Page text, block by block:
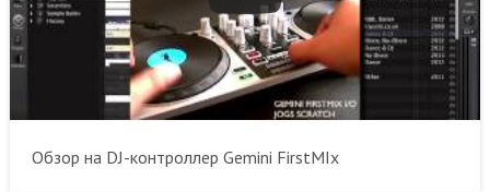
Обзор на DJ-контроллер Gemini FirstMIx